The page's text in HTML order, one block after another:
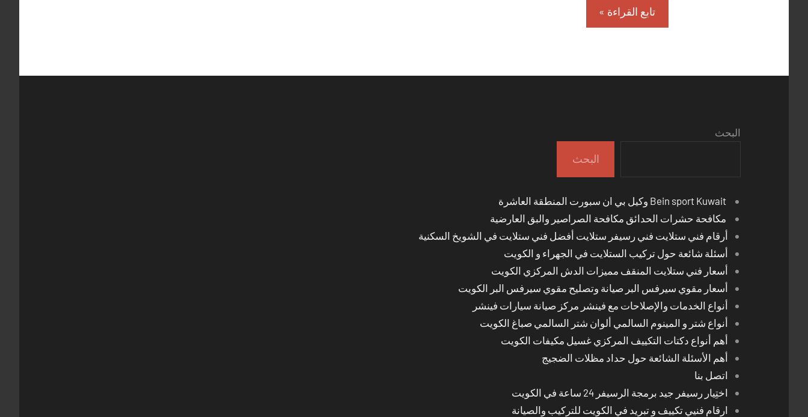
تابع القراءة
البحث
البحث
Bein sport Kuwait وكيل بي ان سبورت المنطقة العاشرة
مكافحة حشرات الحدائق مكافحة الصراصير والبق العارضية
أرقام فني ستلايت فني رسيفر ستلايت أفضل فني ستلايت في الشويخ السكنية
أسئلة شائعة حول تركيب الستلايت في الجهراء و الكويت
أسعار فني ستلايت المنقف مميزات الدش المركزي الكويت
أسعار مقوي سيرفس البر صيانة وتصليح مقوي سيرفس البر الكويت
أنواع الخدمات والإصلاحات مع فينشر مركز صيانة سيارات فينشر
أنواع شتر و المينوم السالمي ألوان شتر السالمي صباغ الكويت
أهم أنواع دكتات التكييف المركزي غسيل مكيفات الكويت
أهم الأسئلة الشائعة حول حداد مظلات الضجيج
اتصل بنا
اختِيار رسيفر جيد برمجة الرسيفر 24 ساعة في الكويت
ارقام فنيي تكييف و تبريد في الكويت للتركيب والصيانة